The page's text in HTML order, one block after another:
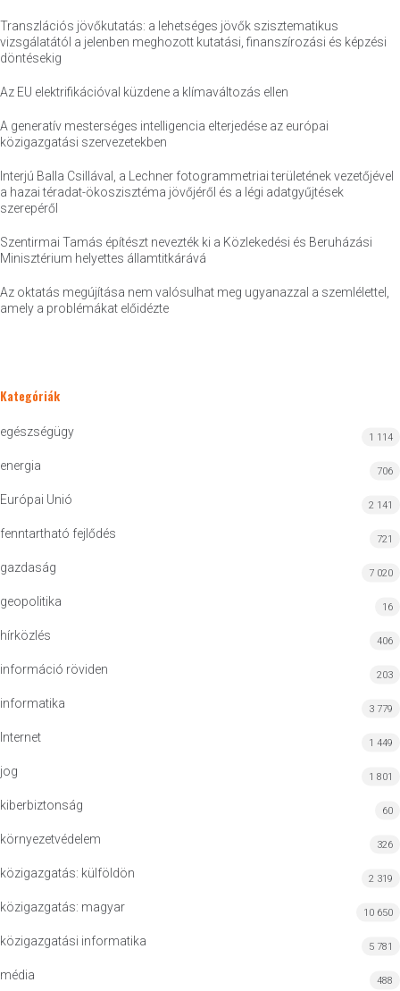
Transzlációs jövőkutatás: a lehetséges jövők szisztematikus
vizsgálatától a jelenben meghozott kutatási, finanszírozási és képzési
döntésekig
Az EU elektrifikációval küzdene a klímaváltozás ellen
A generatív mesterséges intelligencia elterjedése az európai
közigazgatási szervezetekben
Interjú Balla Csillával, a Lechner fotogrammetriai területének vezetőjével
a hazai téradat-ökoszisztéma jövőjéről és a légi adatgyűjtések
szerepéről
Szentirmai Tamás építészt nevezték ki a Közlekedési és Beruházási
Minisztérium helyettes államtitkárává
Az oktatás megújítása nem valósulhat meg ugyanazzal a szemlélettel,
amely a problémákat előidézte
Kategóriák
egészségügy 1 114
energia 706
Európai Unió 2 141
fenntartható fejlődés 721
gazdaság 7 020
geopolitika 16
hírközlés 406
információ röviden 203
informatika 3 779
Internet 1 449
jog 1 801
kiberbiztonság 60
környezetvédelem 326
közigazgatás: külföldön 2 319
közigazgatás: magyar 10 650
közigazgatási informatika 5 781
média 488